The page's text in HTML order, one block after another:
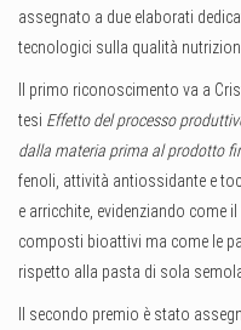
assegnato a due elaborati
tecnologici sulla qualità
Il primo riconoscimento va a
tesi Effetto del processo
dalla materia prima al prodotto
fenoli, attività antiossidante e
e arricchite, evidenziando come
composti bioattivi ma come le
rispetto alla pasta di sola
Il secondo premio è stato